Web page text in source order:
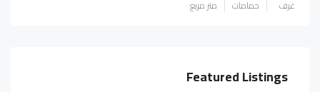
غرف حمامات متر مربع
Featured Listings